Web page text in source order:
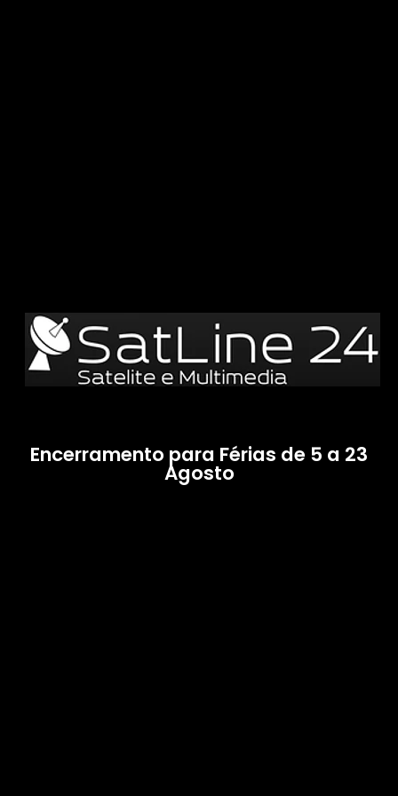
Encerramento para Férias de 5 a 23
Agosto